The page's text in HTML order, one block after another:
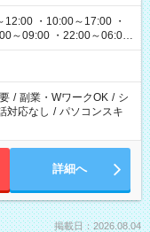
・10:00～17:00 ・
～09:00 ・22:00～06:00
/ 副業・WワークOK / シ
対応なし / パソコンスキ
詳細へ
掲載日：2026.08.04